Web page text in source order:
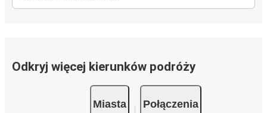
Odkryj więcej kierunków podróży
Miasta Połączenia